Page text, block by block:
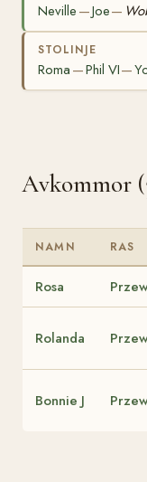
Neville —Joe—
STOLINJE
Roma —Phil VI—
Avkommor
NAMN RAS
Rosa
Rolanda
Bonnie J